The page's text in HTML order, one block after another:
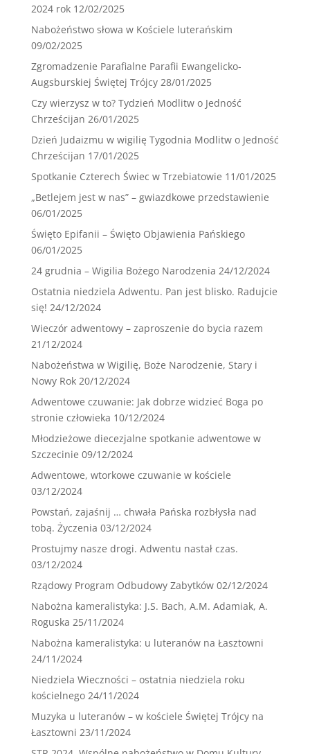
2024 rok 12/02/2025
Nabożeństwo słowa w Kościele luterańskim
09/02/2025
Zgromadzenie Parafialne Parafii Ewangelicko-
Augsburskiej Świętej Trójcy 28/01/2025
Czy wierzysz w to? Tydzień Modlitw o Jedność
Chrześcijan 26/01/2025
Dzień Judaizmu w wigilię Tygodnia Modlitw o Jedność
Chrześcijan 17/01/2025
Spotkanie Czterech Świec w Trzebiatowie 11/01/2025
„Betlejem jest w nas” – gwiazdkowe przedstawienie
06/01/2025
Święto Epifanii – Święto Objawienia Pańskiego
06/01/2025
24 grudnia – Wigilia Bożego Narodzenia 24/12/2024
Ostatnia niedziela Adwentu. Pan jest blisko. Radujcie
się! 24/12/2024
Wieczór adwentowy – zaproszenie do bycia razem
21/12/2024
Nabożeństwa w Wigilię, Boże Narodzenie, Stary i
Nowy Rok 20/12/2024
Adwentowe czuwanie: Jak dobrze widzieć Boga po
stronie człowieka 10/12/2024
Młodzieżowe diecezjalne spotkanie adwentowe w
Szczecinie 09/12/2024
Adwentowe, wtorkowe czuwanie w kościele
03/12/2024
Powstań, zajaśnij … chwała Pańska rozbłysła nad
tobą. Życzenia 03/12/2024
Prostujmy nasze drogi. Adwentu nastał czas.
03/12/2024
Rządowy Program Odbudowy Zabytków 02/12/2024
Nabożna kameralistyka: J.S. Bach, A.M. Adamiak, A.
Roguska 25/11/2024
Nabożna kameralistyka: u luteranów na Łasztowni
24/11/2024
Niedziela Wieczności – ostatnia niedziela roku
kościelnego 24/11/2024
Muzyka u luteranów – w kościele Świętej Trójcy na
Łasztowni 23/11/2024